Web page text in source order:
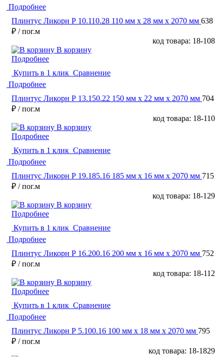
Подробнее
Плинтус Ликорн Р 10.110.28 110 мм х 28 мм х 2070 мм 638
₽ / пог.м
код товара: 18-108
В корзину
Подробнее
Купить в 1 клик Сравнение
Подробнее
Плинтус Ликорн Р 13.150.22 150 мм х 22 мм х 2070 мм 704
₽ / пог.м
код товара: 18-110
В корзину
Подробнее
Купить в 1 клик Сравнение
Подробнее
Плинтус Ликорн Р 19.185.16 185 мм х 16 мм х 2070 мм 715
₽ / пог.м
код товара: 18-129
В корзину
Подробнее
Купить в 1 клик Сравнение
Подробнее
Плинтус Ликорн Р 16.200.16 200 мм х 16 мм х 2070 мм 752
₽ / пог.м
код товара: 18-112
В корзину
Подробнее
Купить в 1 клик Сравнение
Подробнее
Плинтус Ликорн Р 5.100.16 100 мм х 18 мм х 2070 мм 795
₽ / пог.м
код товара: 18-1829